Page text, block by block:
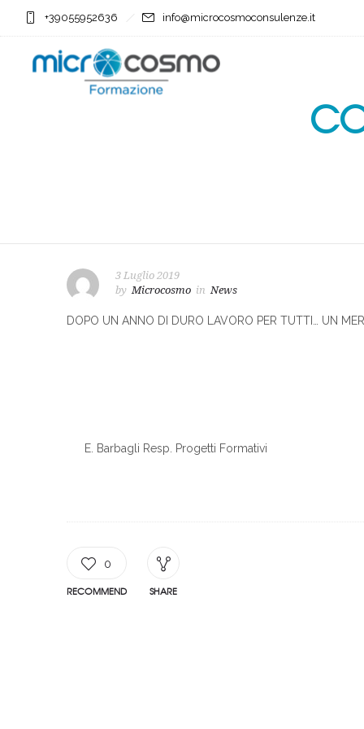
+39055952636 info@microcosmoconsulenze.it
3 Luglio 2019
by Microcosmo in News
DOPO UN ANNO DI DURO LAVORO PER TUTTI… UN
E. Barbagli Resp. Progetti Formativi
0
RECOMMEND SHARE